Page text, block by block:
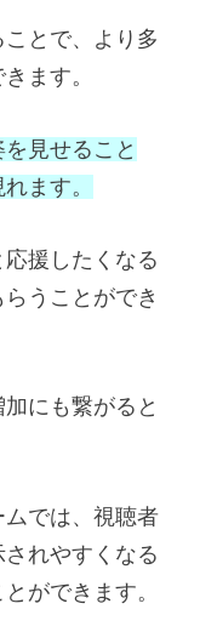
とで、より多
ます。
見せること
ます。
援したくなる
うことができ
にも繋がると
では、視聴者
れやすくなる
ができます。